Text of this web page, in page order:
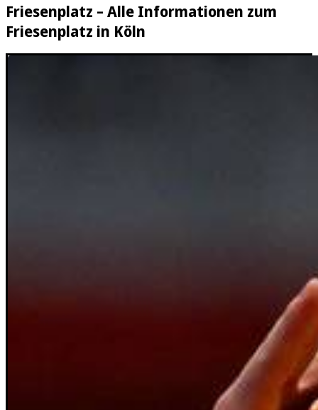
Friesenplatz – Alle Informationen zum
Friesenplatz in Köln